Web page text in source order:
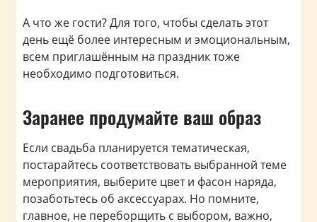
А что же гости? Для того, чтобы сделать этот
день ещё более интересным и эмоциональным,
всем приглашённым на праздник тоже
необходимо подготовиться.
Заранее продумайте ваш образ
Если свадьба планируется тематическая,
постарайтесь соответствовать выбранной теме
мероприятия, выберите цвет и фасон наряда,
позаботьтесь об аксессуарах. Но помните,
главное, не переборщить с выбором, важно,